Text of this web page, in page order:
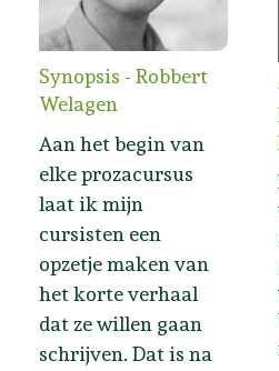
Synopsis - Robbert
Welagen
Aan het begin van
elke prozacursus
laat ik mijn
cursisten een
opzetje maken van
het korte verhaal
dat ze willen gaan
schrijven. Dat is na